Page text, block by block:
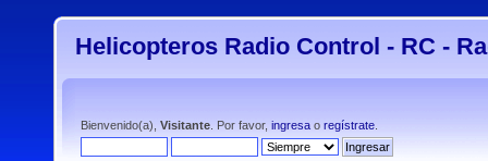
Helicopteros Radio Control - RC -
Bienvenido(a), Visitante . Por favor, ingresa o regístrate